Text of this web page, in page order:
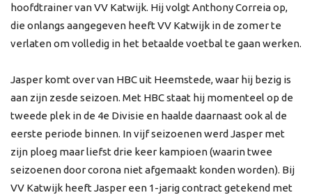
hoofdtrainer van VV Katwijk. Hij volgt Anthony Correia op,
die onlangs aangegeven heeft VV Katwijk in de zomer te
verlaten om volledig in het betaalde voetbal te gaan werken.
Jasper komt over van HBC uit Heemstede, waar hij bezig is
aan zijn zesde seizoen. Met HBC staat hij momenteel op de
tweede plek in de 4e Divisie en haalde daarnaast ook al de
eerste periode binnen. In vijf seizoenen werd Jasper met
zijn ploeg maar liefst drie keer kampioen (waarin twee
seizoenen door corona niet afgemaakt konden worden). Bij
VV Katwijk heeft Jasper een 1-jarig contract getekend met